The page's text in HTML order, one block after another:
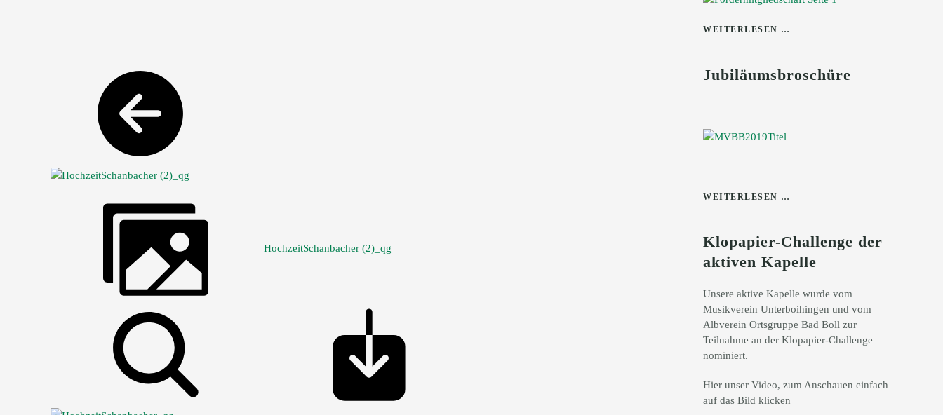
HochzeitSchanbacher (2)_qg
WEITERLESEN …
Jubiläumsbroschüre
WEITERLESEN …
Klopapier-Challenge der
aktiven Kapelle
Unsere aktive Kapelle wurde vom
Musikverein Unterboihingen und vom
Albverein Ortsgruppe Bad Boll zur
Teilnahme an der Klopapier-Challenge
nominiert.
Hier unser Video, zum Anschauen einfach
auf das Bild klicken